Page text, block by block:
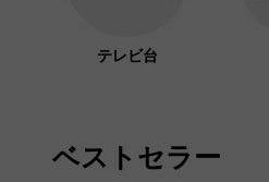
テレビ台
ベストセラー